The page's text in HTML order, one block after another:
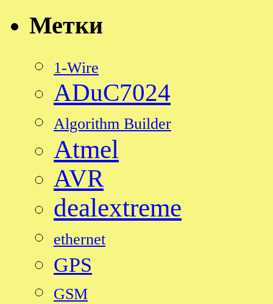
Метки
1-Wire
ADuC7024
Algorithm Builder
Atmel
AVR
dealextreme
ethernet
GPS
GSM